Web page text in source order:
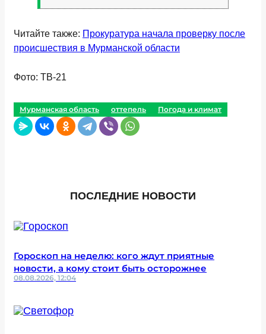
Читайте также: Прокуратура начала проверку после
происшествия в Мурманской области
Фото: ТВ-21
Мурманская область оттепель Погода и климат
ПОСЛЕДНИЕ НОВОСТИ
Гороскоп на неделю: кого ждут приятные
новости, а кому стоит быть осторожнее
08.08.2026, 12:04